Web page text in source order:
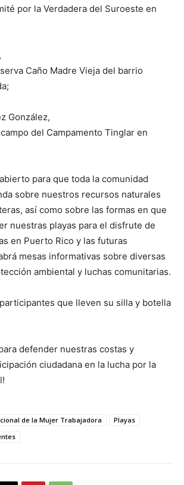
por la Verdadera del Suroeste en
Caño Madre Vieja del barrio
González,
del Campamento Tinglar en
para que toda la comunidad
sobre nuestros recursos naturales
así como sobre las formas en que
nuestras playas para el disfrute de
en Puerto Rico y las futuras
mesas informativas sobre diversas
ambiental y luchas comunitarias.
que lleven su silla y botella
defender nuestras costas y
ciudadana en la lucha por la
de la Mujer Trabajadora
Playas